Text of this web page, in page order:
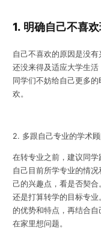
1. 明确自己不喜
自己不喜欢的原因是没
还没来得及适应大学生
同学们不妨给自己更多
欢。
2. 多跟自己专业的学术
在转专业之前，建议同
自己目前所学专业的情
己的兴趣点，看是否契
还是打算转学的目标专
的优势和特点，再结合
在家里想问题。